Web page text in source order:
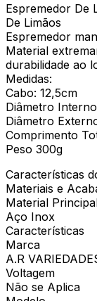
Espremedor De
De Limãos
Espremedor
Material
durabilidade ao
Medidas:
Cabo: 12,5cm
Diâmetro
Diâmetro
Comprimento
Peso 300g
Características
Materiais e
Material
Aço Inox
Características
Marca
A.R
Voltagem
Não se Aplica